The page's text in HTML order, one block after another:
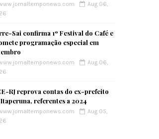
Aug 06,
Sai confirma 1º Festival do Café e
programação especial em
Aug 06,
RJ reprova contas do ex-prefeito
referentes a 2024
Aug 05,